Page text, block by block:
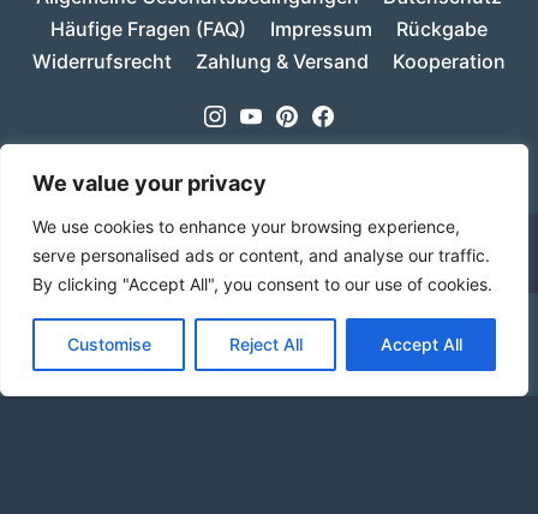
We value your privacy
We use cookies to enhance your browsing experience,
serve personalised ads or content, and analyse our traffic.
By clicking "Accept All", you consent to our use of cookies.
Customise Reject All Accept All
Ab einem Warenwert von 70€ ist deine Bestellung
innerhalb Deutschlands versandkostenfrei!Verwerfen
Häufige Fragen (FAQ)
Impressum
Rückgabe
Widerrufsrecht
Zahlung & Versand Kooperation
Instagram
YoutubePinterestFacebook
Sprache